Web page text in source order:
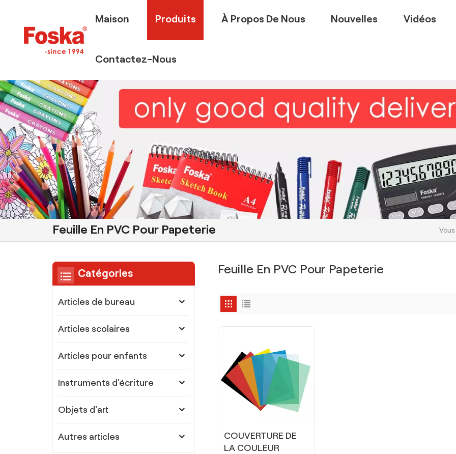
Maison Produits À Propos De Nous Nouvelles Vidéos
Contactez-Nous
Feuille En PVC Pour Papeterie
Feuille En PVC Pour Papeterie
COUVERTURE DE
LA COULEUR
Catégories
Articles de bureau
Articles scolaires
Articles pour enfants
Instruments d'écriture
Objets d'art
Autres articles